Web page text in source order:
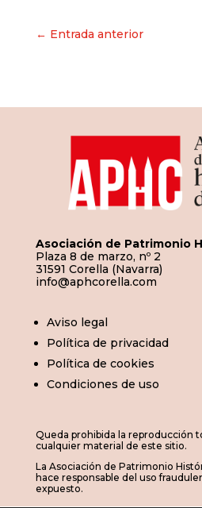
Navegación
← Entrada anterior
Asociación de Patrimonio
Plaza 8 de marzo, nº 2
31591 Corella (Navarra)
info@aphcorella.com
Aviso legal
Política de privacidad
Política de cookies
Condiciones de uso
Queda prohibida la reproducción
cualquier material de este sitio.
La Asociación de Patrimonio
hace responsable del uso
expuesto.